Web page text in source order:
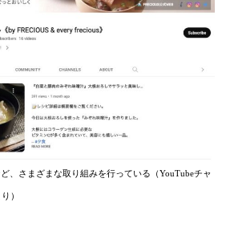
、さまざまな取り組みを行っている（YouTubeチャ
）